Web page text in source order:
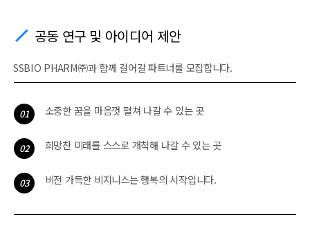
공동 연구 및 아이디어 제안
SSBIO PHARM㈜과 함께 걸어갈 파트너를 모집합니다.
01 소중한 꿈을 마음껏 펼쳐 나갈 수 있는 곳
02 희망찬 미래를 스스로 개척해 나갈 수 있는 곳
03 비전 가득한 비지니스는 행복의 시작입니다.